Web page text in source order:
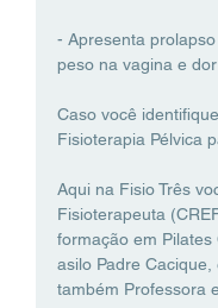
- Apresenta
peso na vagina e
Caso você
Fisioterapia Pélvica
Aqui na Fisio Três
Fisioterapeuta
formação em
asilo Padre
também Professora